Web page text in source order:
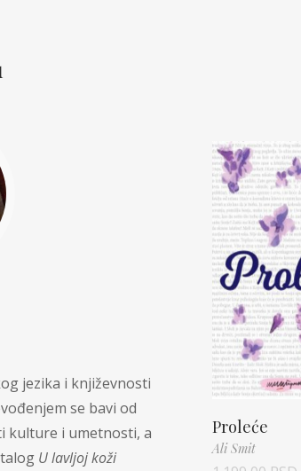
jezika i književnosti
se bavi od
kulture i umetnosti, a
U lavljoj koži
Proleće
Ali Smit